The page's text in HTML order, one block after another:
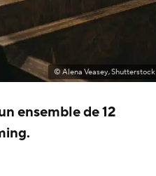
© Alena Veasey, Shutterstock
ensemble de 12